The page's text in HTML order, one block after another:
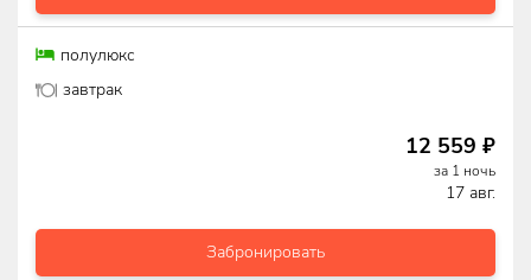
полулюкс
завтрак
12 559 ₽
за 1 ночь
17 авг.
Забронировать